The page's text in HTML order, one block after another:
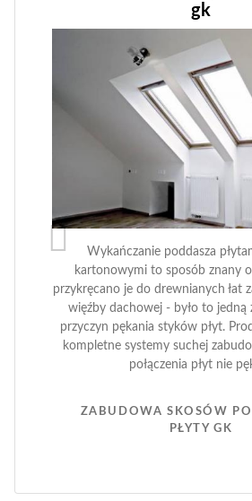
gk
Wykańczanie poddasza
kartonowymi to sposób znany
przykręcano je do drewnianych łat
więźby dachowej - było to jedną
przyczyn pękania styków płyt.
kompletne systemy suchej
połączenia płyt nie
ZABUDOWA SKOSÓW
PŁYTY GK